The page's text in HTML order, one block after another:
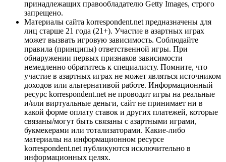
принадлежащих правообладателю Getty Images, строго
запрещено.
Материалы сайта korrespondent.net предназначены для
лиц старше 21 года (21+). Участие в азартных играх
может вызвать игровую зависимость. Соблюдайте
правила (принципы) ответственной игры. При
обнаружении первых признаков зависимости
немедленно обратитесь к специалисту. Помните, что
участие в азартных играх не может являться источником
доходов или альтернативой работе. Информационный
ресурс korrespondent.net не проводит игры на реальные
и/или виртуальные деньги, сайт не принимает ни в
какой форме оплату ставок и других платежей, которые
связаны/могут быть связаны с азартными играми,
букмекерами или тотализаторами. Какие-либо
материалы на информационном ресурсе
korrespondent.net публикуются исключительно в
информационных целях.